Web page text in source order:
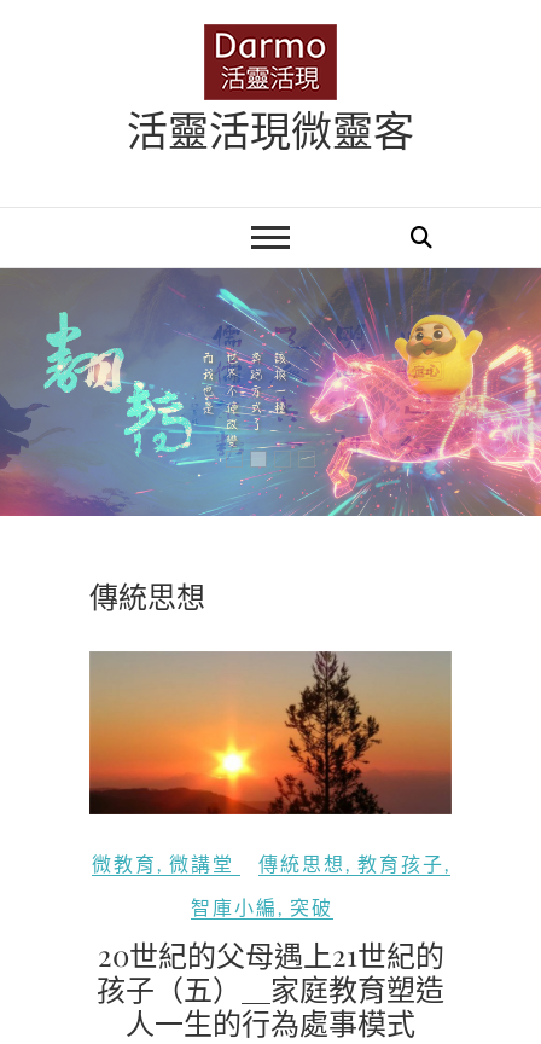
活靈活現微靈客
傳統思想
微教育 , 微講堂 傳統思想 , 教育孩子,
智庫小編 , 突破
20世紀的父母遇上21世紀的
孩子（五）＿家庭教育塑造
人一生的行為處事模式